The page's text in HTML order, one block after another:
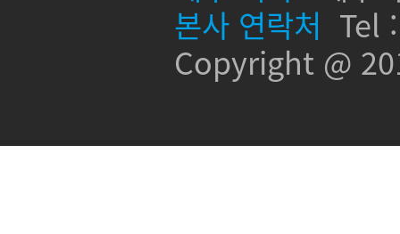
본사 연락처 Tel
Copyright @